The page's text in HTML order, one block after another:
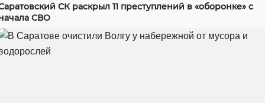
СК раскрыл 11 преступлений в «оборонке» с
СВО